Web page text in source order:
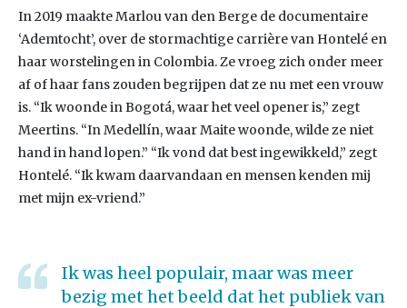
In 2019 maakte Marlou van den Berge de documentaire
‘Ademtocht’, over de stormachtige carrière van Hontelé en
haar worstelingen in Colombia. Ze vroeg zich onder meer
af of haar fans zouden begrijpen dat ze nu met een vrouw
is. “Ik woonde in Bogotá, waar het veel opener is,” zegt
Meertins. “In Medellín, waar Maite woonde, wilde ze niet
hand in hand lopen.” “Ik vond dat best ingewikkeld,” zegt
Hontelé. “Ik kwam daarvandaan en mensen kenden mij
met mijn ex-vriend.”
Ik was heel populair, maar was meer
bezig met het beeld dat het publiek van